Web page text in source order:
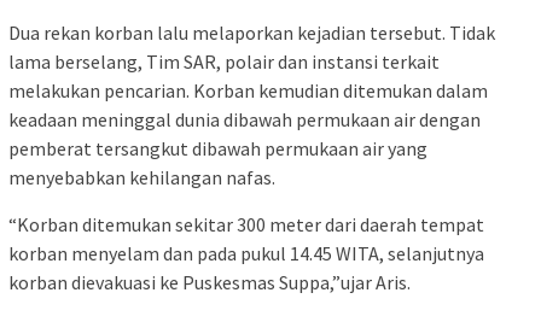
Dua rekan korban lalu melaporkan kejadian tersebut. Tidak
lama berselang, Tim SAR, polair dan instansi terkait
melakukan pencarian. Korban kemudian ditemukan dalam
keadaan meninggal dunia dibawah permukaan air dengan
pemberat tersangkut dibawah permukaan air yang
menyebabkan kehilangan nafas.
“Korban ditemukan sekitar 300 meter dari daerah tempat
korban menyelam dan pada pukul 14.45 WITA, selanjutnya
korban dievakuasi ke Puskesmas Suppa,”ujar Aris.